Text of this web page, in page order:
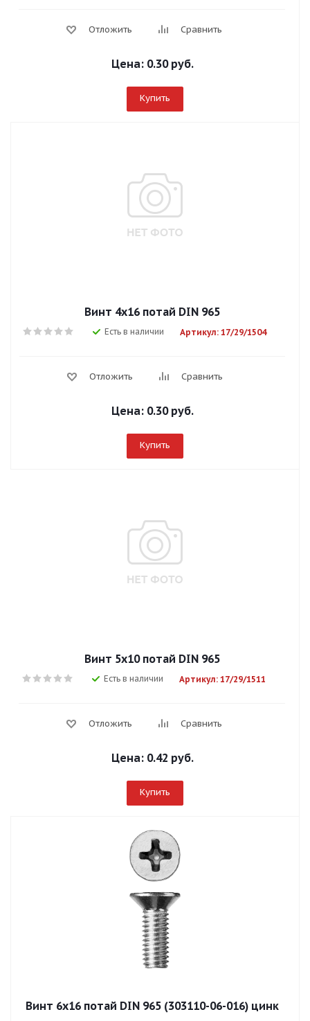
Отложить Сравнить
Цена: 0.30 руб.
Купить
Винт 4х16 потай DIN 965
Есть в наличии Артикул: 17/29/1504
Отложить Сравнить
Цена: 0.30 руб.
Купить
Винт 5х10 потай DIN 965
Есть в наличии Артикул: 17/29/1511
Отложить Сравнить
Цена: 0.42 руб.
Купить
Винт 6х16 потай DIN 965 (303110-06-016) цинк